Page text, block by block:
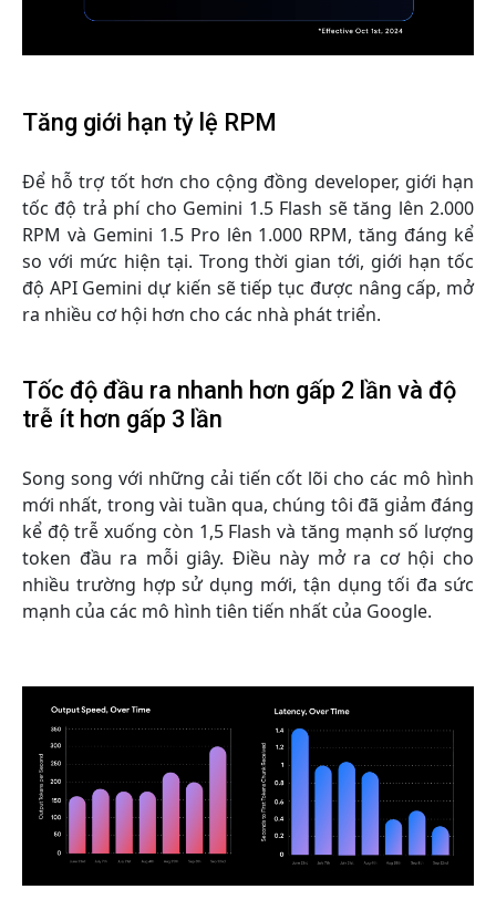
Tăng giới hạn tỷ lệ RPM
Để hỗ trợ tốt hơn cho cộng đồng developer, giới hạn
tốc độ trả phí cho Gemini 1.5 Flash sẽ tăng lên 2.000
RPM và Gemini 1.5 Pro lên 1.000 RPM, tăng đáng kể
so với mức hiện tại. Trong thời gian tới, giới hạn tốc
độ API Gemini dự kiến sẽ tiếp tục được nâng cấp, mở
ra nhiều cơ hội hơn cho các nhà phát triển.
Tốc độ đầu ra nhanh hơn gấp 2 lần và độ
trễ ít hơn gấp 3 lần
Song song với những cải tiến cốt lõi cho các mô hình
mới nhất, trong vài tuần qua, chúng tôi đã giảm đáng
kể độ trễ xuống còn 1,5 Flash và tăng mạnh số lượng
token đầu ra mỗi giây. Điều này mở ra cơ hội cho
nhiều trường hợp sử dụng mới, tận dụng tối đa sức
mạnh của các mô hình tiên tiến nhất của Google.